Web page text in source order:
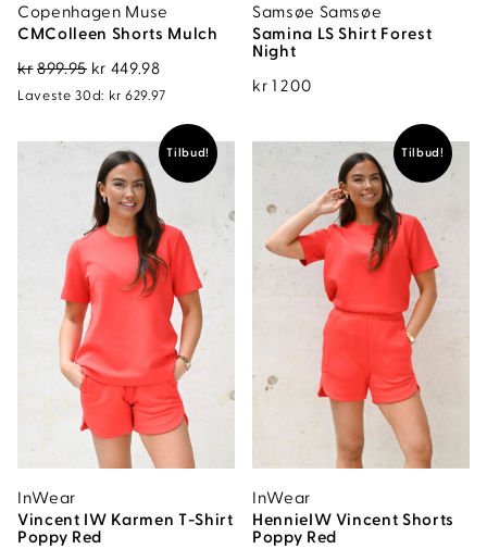
Copenhagen Muse
CMColleen Shorts Mulch
kr899.95 Opprinnelig
pris
kr899.95.
kr 449.98Nåværende
pris
er:
kr449.98.
Laveste 30d: kr 629.97
Samsøe Samsøe
Samina LS Shirt Forest
Night
kr 1 200
Tilbud!
InWear
Vincent IW Karmen T-Shirt
Poppy Red
Tilbud!
InWear
HennieIW Vincent Shorts
Poppy Red